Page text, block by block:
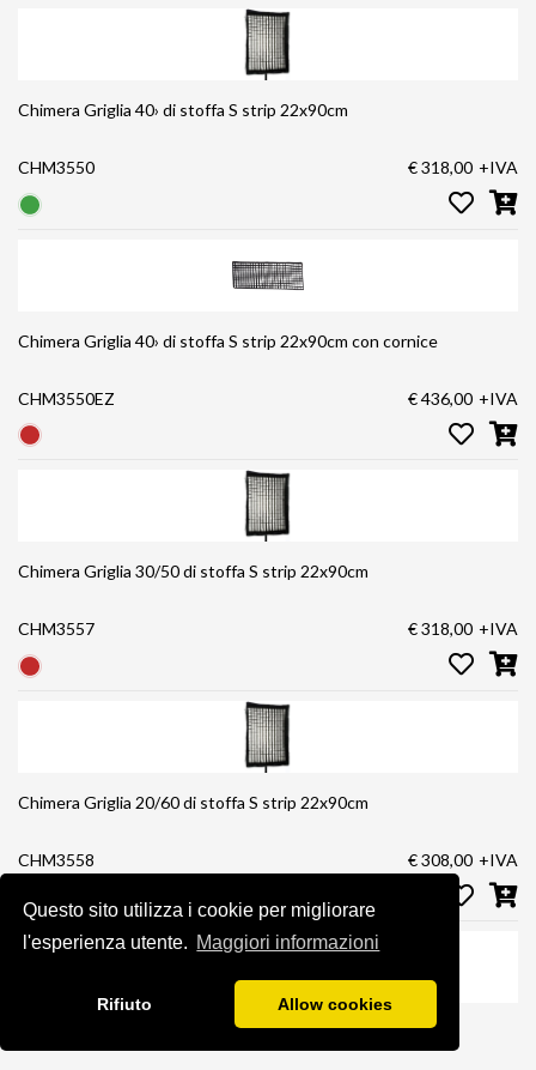
Questo sito utilizza i cookie per migliorare
l'esperienza utente. Maggiori informazioni
Rifiuto Allow cookies
Chimera Griglia 40› di stoffa S strip 22x90cm
CHM3550 € 318,00 +IVA
Chimera Griglia 40› di stoffa S strip 22x90cm con cornice
CHM3550EZ € 436,00 +IVA
Chimera Griglia 30/50 di stoffa S strip 22x90cm
CHM3557 € 318,00 +IVA
Chimera Griglia 20/60 di stoffa S strip 22x90cm
CHM3558 € 308,00 +IVA
Chimera Griglia 40› di stoffa M strip 35x140cm